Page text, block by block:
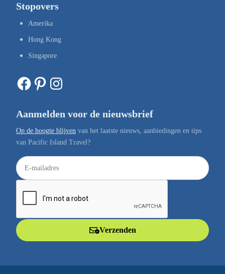
Stopovers
Amerika
Hong Kong
Singapore
Facebook Pinterest Instagram
Aanmelden voor de nieuwsbrief
Op de hoogte blijven van het laatste nieuws, aanbiedingen en tips
van Pacific Island Travel?
E
-
a
Verzenden